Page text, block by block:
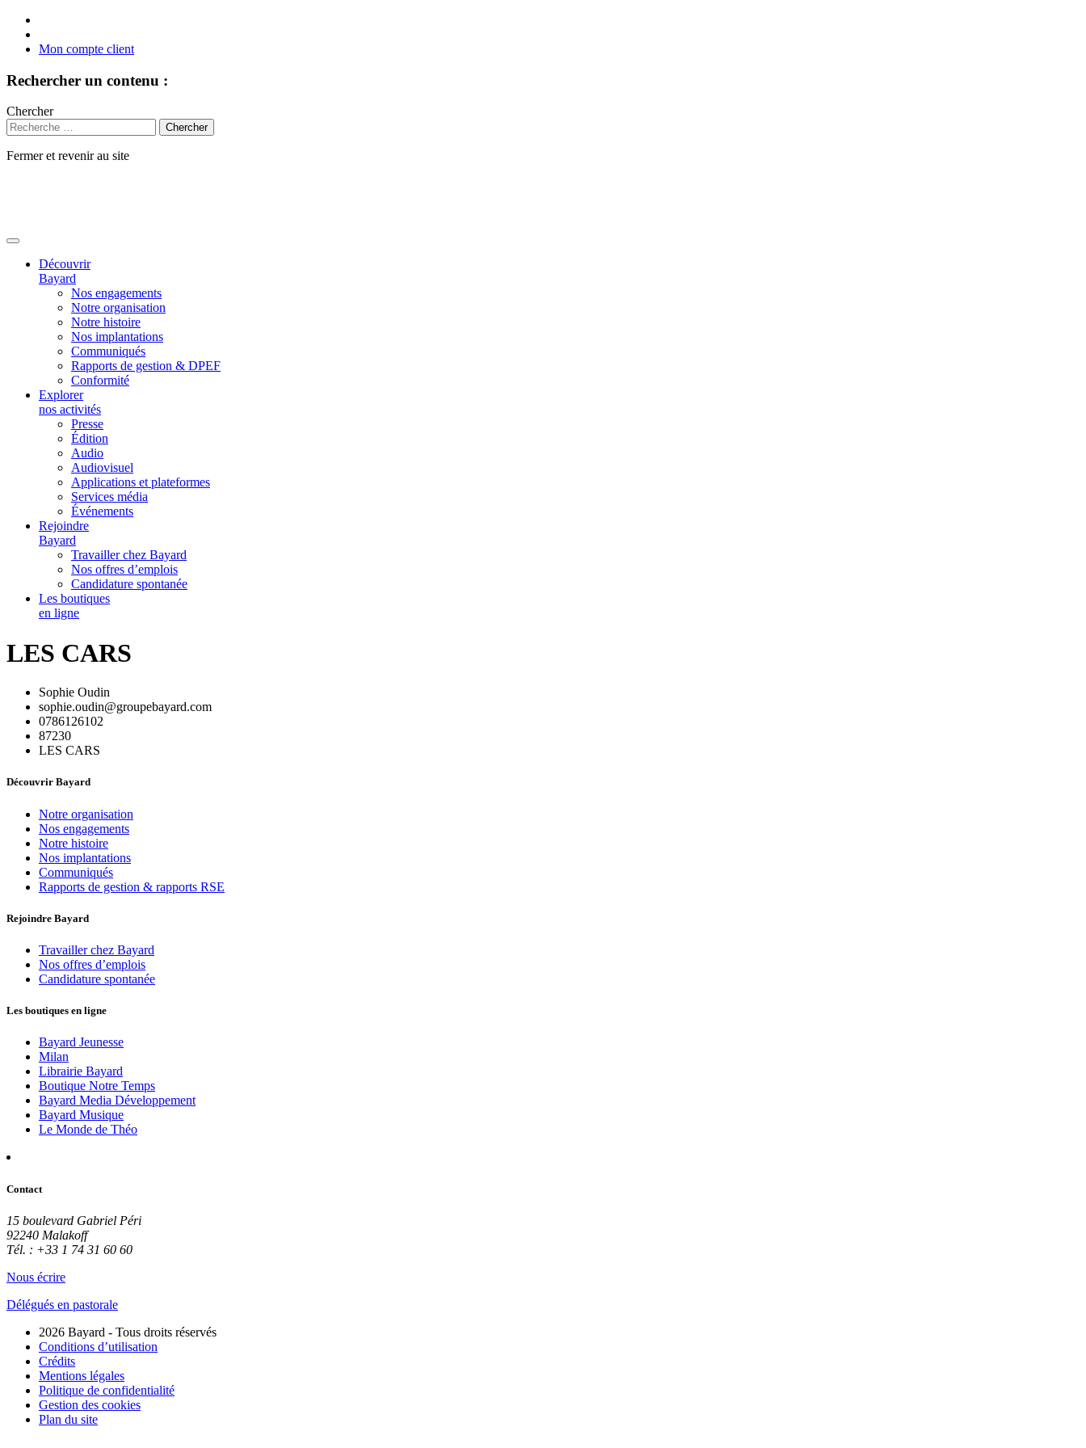
Mon compte client
Rechercher un contenu :
Chercher
Fermer et revenir au site
Découvrir
Bayard
Nos engagements
Notre organisation
Notre histoire
Nos implantations
Communiqués
Rapports de gestion & DPEF
Conformité
Explorer
nos activités
Presse
Édition
Audio
Audiovisuel
Applications et plateformes
Services média
Événements
Rejoindre
Bayard
Travailler chez Bayard
Nos offres d’emplois
Candidature spontanée
Les boutiques
en ligne
LES CARS
Sophie Oudin
sophie.oudin@groupebayard.com
0786126102
87230
LES CARS
Découvrir Bayard
Notre organisation
Nos engagements
Notre histoire
Nos implantations
Communiqués
Rapports de gestion & rapports RSE
Rejoindre Bayard
Travailler chez Bayard
Nos offres d’emplois
Candidature spontanée
Les boutiques en ligne
Bayard Jeunesse
Milan
Librairie Bayard
Boutique Notre Temps
Bayard Media Développement
Bayard Musique
Le Monde de Théo
Contact
15 boulevard Gabriel Péri
92240 Malakoff
Tél. : +33 1 74 31 60 60
Nous écrire
Délégués en pastorale
2026 Bayard - Tous droits réservés
Conditions d’utilisation
Crédits
Mentions légales
Politique de confidentialité
Gestion des cookies
Plan du site